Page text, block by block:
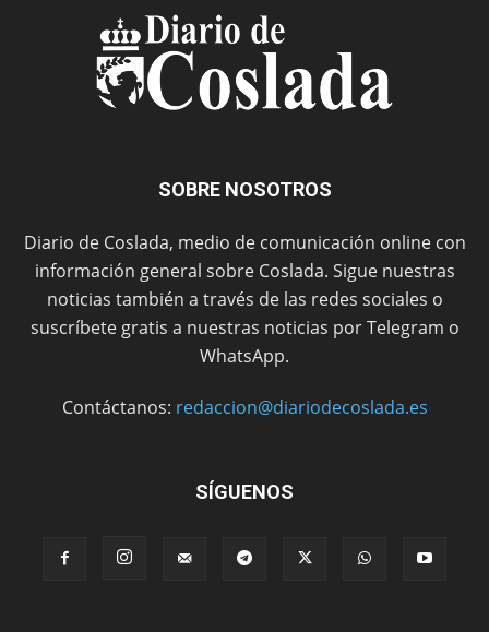
SOBRE NOSOTROS
Diario de Coslada, medio de comunicación online con
información general sobre Coslada. Sigue nuestras
noticias también a través de las redes sociales o
suscríbete gratis a nuestras noticias por Telegram o
WhatsApp.
Contáctanos: redaccion@diariodecoslada.es
SÍGUENOS